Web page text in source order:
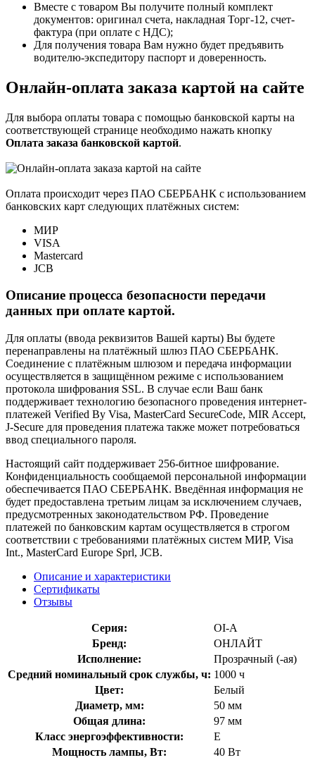
Вместе с товаром Вы получите полный комплект
документов: оригинал счета, накладная Торг-12, счет-
фактура (при оплате с НДС);
Для получения товара Вам нужно будет предъявить
водителю-экспедитору паспорт и доверенность.
Онлайн-оплата заказа картой на сайте
Для выбора оплаты товара с помощью банковской карты на
соответствующей странице необходимо нажать кнопку
Оплата заказа банковской картой.
Оплата происходит через ПАО СБЕРБАНК с использованием
банковских карт следующих платёжных систем:
МИР
VISA
Mastercard
JCB
Описание процесса безопасности передачи
данных при оплате картой.
Для оплаты (ввода реквизитов Вашей карты) Вы будете
перенаправлены на платёжный шлюз ПАО СБЕРБАНК.
Соединение с платёжным шлюзом и передача информации
осуществляется в защищённом режиме с использованием
протокола шифрования SSL. В случае если Ваш банк
поддерживает технологию безопасного проведения интернет-
платежей Verified By Visa, MasterCard SecureCode, MIR Accept,
J-Secure для проведения платежа также может потребоваться
ввод специального пароля.
Настоящий сайт поддерживает 256-битное шифрование.
Конфиденциальность сообщаемой персональной информации
обеспечивается ПАО СБЕРБАНК. Введённая информация не
будет предоставлена третьим лицам за исключением случаев,
предусмотренных законодательством РФ. Проведение
платежей по банковским картам осуществляется в строгом
соответствии с требованиями платёжных систем МИР, Visa
Int., MasterCard Europe Sprl, JCB.
Описание и характеристики
Сертификаты
Отзывы
Серия:
OI-A
Бренд:
ОНЛАЙТ
Исполнение:
Прозрачный (-ая)
Средний номинальный срок службы, ч: 1000 ч
Цвет:
Белый
Диаметр, мм:
50 мм
Общая длина:
97 мм
Класс энергоэффективности:
E
Мощность лампы, Вт:
40 Вт